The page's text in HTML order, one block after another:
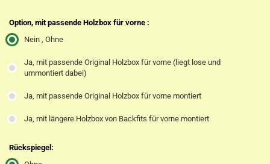
Option, mit passende Holzbox für vorne :
Nein , Ohne
Ja, mit passende Original Holzbox für vorne (liegt lose und
ummontiert dabei)
Ja, mit passende Original Holzbox für vorne montiert
Ja, mit längere Holzbox von Backfits für vorne montiert
Rückspiegel: